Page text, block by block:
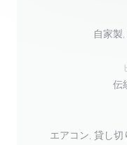
自家製
伝
エアコン, 貸し